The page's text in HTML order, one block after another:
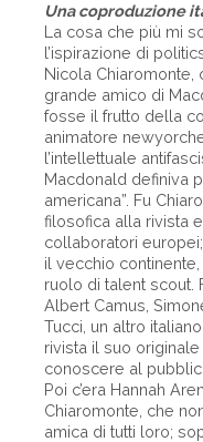
Una coproduzione
La cosa che più mi
l’ispirazione di
Nicola Chiaromonte,
grande amico di
fosse il frutto della
animatore
l’intellettuale
Macdonald definiva
americana”. Fu
filosofica alla rivista
collaboratori
il vecchio
ruolo di talent scout.
Albert Camus,
Tucci, un altro
rivista il suo
conoscere al
Poi c’era Hannah
Chiaromonte, che
amica di tutti loro;